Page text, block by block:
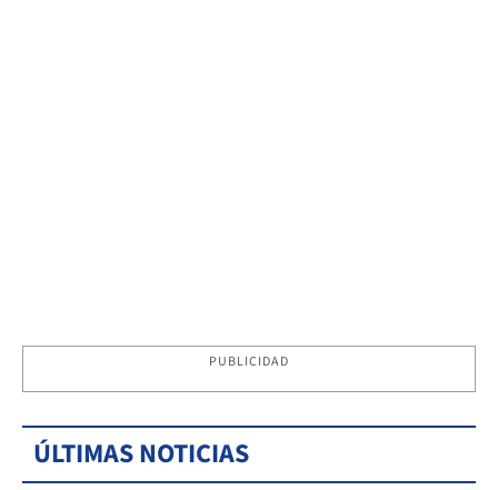
PUBLICIDAD
ÚLTIMAS NOTICIAS